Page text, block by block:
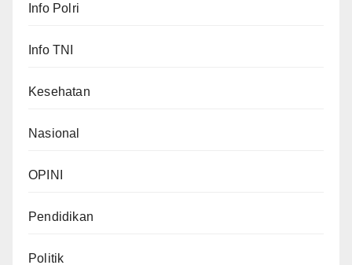
Info Polri
Info TNI
Kesehatan
Nasional
OPINI
Pendidikan
Politik